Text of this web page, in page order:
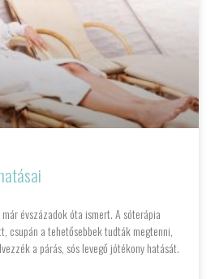
évszázadok óta ismert. A sóterápia
csupán a tehetősebbek tudták megtenni,
a párás, sós levegő jótékony hatását.